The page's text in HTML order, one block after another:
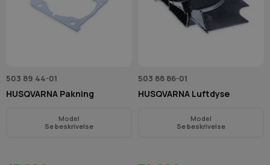
503 89 44-01
HUSQVARNA Pakning
Model
Se beskrivelse
503 88 86-01
HUSQVARNA Luftdyse
Model
Se beskrivelse